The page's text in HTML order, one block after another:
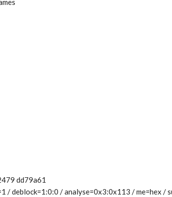
dd79a61
/ deblock=1:0:0 / analyse=0x3:0x113 / me=hex /